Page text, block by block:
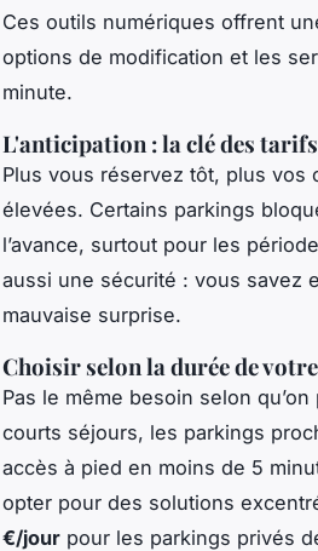
Ces outils numériques offrent
options de modification et les
minute.
L'anticipation : la clé des
Plus vous réservez tôt, plus
élevées. Certains parkings
l’avance, surtout pour les
aussi une sécurité : vous savez
mauvaise surprise.
Choisir selon la durée de
Pas le même besoin selon
courts séjours, les parkings
accès à pied en moins de 5
opter pour des solutions
€/jour pour les parkings privés